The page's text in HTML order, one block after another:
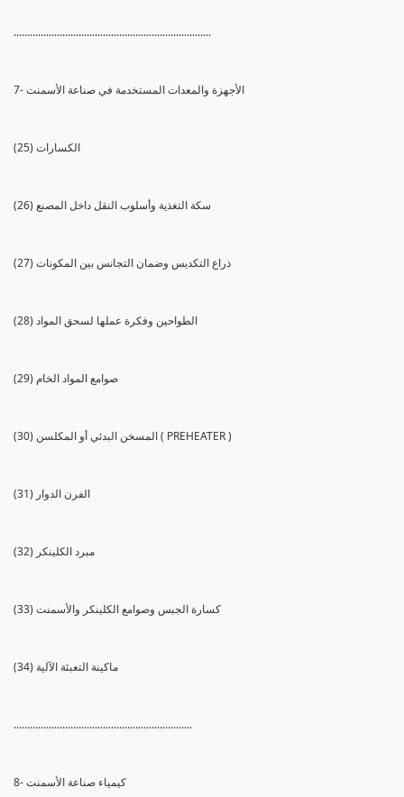
.........................................................................
7- الأجهزة والمعدات المستخدمة في صناعة الأسمنت
(25) الكسارات
(26) سكة التغذية وأسلوب النقل داخل المصنع
(27) ذراع التكديس وضمان التجانس بين المكونات
(28) الطواحين وفكرة عملها لسحق المواد
(29) صوامع المواد الخام
(30) المسخن البدئي أو المكلسن ( PREHEATER )
(31) الفرن الدوار
(32) مبرد الكلينكر
(33) كسارة الجبس وصوامع الكلينكر والأسمنت
(34) ماكينة التعبئة الآلية
..................................................................
8- كيمياء صناعة الأسمنت